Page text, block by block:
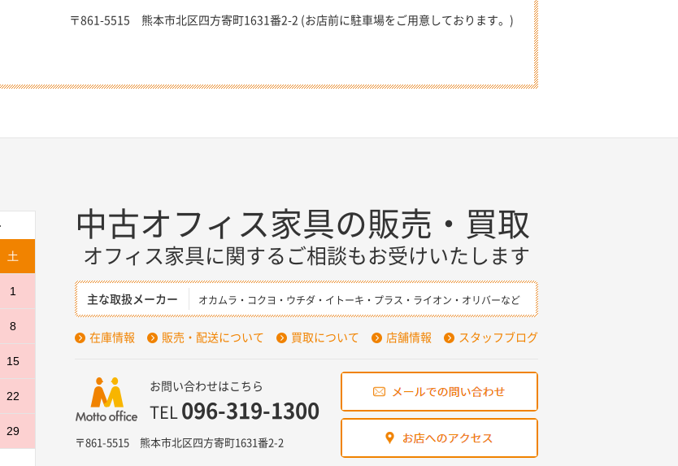
〒861-5515 熊本市北区四方寄町1631番2-2 (お店前に駐車場をご用意しております。)
土
1
8
15
22
29
中古オフィス家具の販売・買取
オフィス家具に関するご相談もお受けいたします
主な取扱メーカー オカムラ・コクヨ・ウチダ・イトーキ・プラス・ライオン・オリバーなど
在庫情報 販売・配送について 買取について 店舗情報 スタッフブログ
お問い合わせはこちら
TEL 096-319-1300
〒861-5515 熊本市北区四方寄町1631番2-2